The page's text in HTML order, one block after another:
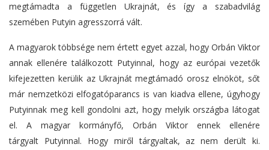
megtámadta a független Ukrajnát, és így a szabadvilág
szemében Putyin agresszorrá vált.
A magyarok többsége nem értett egyet azzal, hogy Orbán Viktor
annak ellenére találkozott Putyinnal, hogy az európai vezetők
kifejezetten kerülik az Ukrajnát megtámadó orosz elnököt, sőt
már nemzetközi elfogatóparancs is van kiadva ellene, úgyhogy
Putyinnak meg kell gondolni azt, hogy melyik országba látogat
el. A magyar kormányfő, Orbán Viktor ennek ellenére
tárgyalt Putyinnal. Hogy miről tárgyaltak, az nem derült ki.